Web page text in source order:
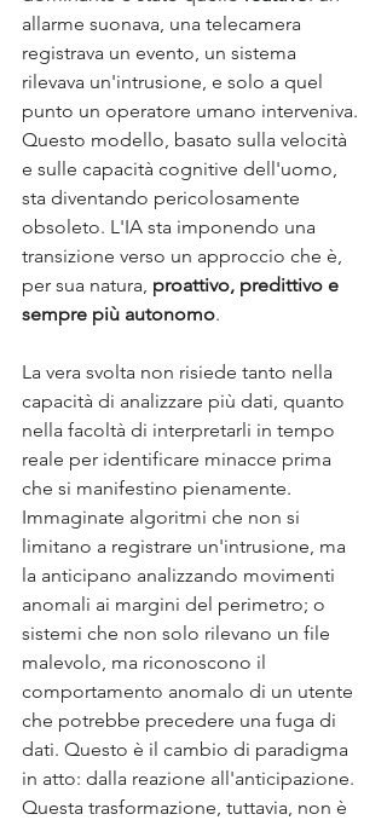
allarme suonava, una telecamera
registrava un evento, un sistema
rilevava un'intrusione, e solo a quel
punto un operatore umano interveniva.
Questo modello, basato sulla velocità
e sulle capacità cognitive dell'uomo,
sta diventando pericolosamente
obsoleto. L'IA sta imponendo una
transizione verso un approccio che è,
per sua natura, proattivo, predittivo e
sempre più autonomo.
La vera svolta non risiede tanto nella
capacità di analizzare più dati, quanto
nella facoltà di interpretarli in tempo
reale per identificare minacce prima
che si manifestino pienamente.
Immaginate algoritmi che non si
limitano a registrare un'intrusione, ma
la anticipano analizzando movimenti
anomali ai margini del perimetro; o
sistemi che non solo rilevano un file
malevolo, ma riconoscono il
comportamento anomalo di un utente
che potrebbe precedere una fuga di
dati. Questo è il cambio di paradigma
in atto: dalla reazione all'anticipazione.
Questa trasformazione, tuttavia, non è